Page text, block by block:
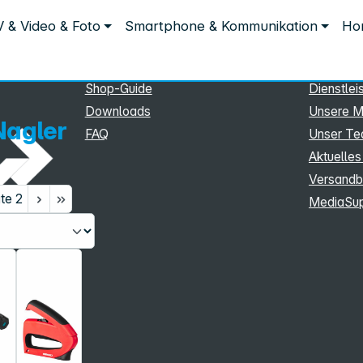
& Video & Foto Smartphone & Kommunikation
2
Shop-Guide
Downloads
FAQ
Unsere
Unser